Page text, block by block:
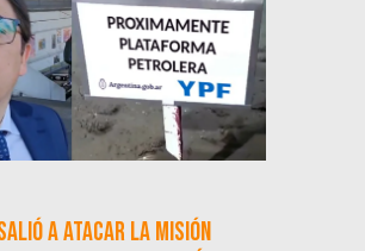
a atacar la misión